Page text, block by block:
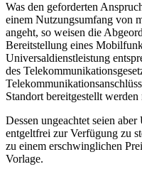
Was den geforderten
einem Nutzungsumfang von
angeht, so weisen die
Bereitstellung eines
Universaldienstleistung
des
Standort bereitgestellt werden
Dessen ungeachtet seien
entgeltfrei zur Verfügung zu
zu einem erschwinglichen
Vorlage.